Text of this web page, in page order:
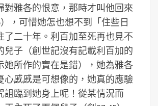
對雅各的恨意，那時才叫他回來
），可惜她怎也想不到「住些日
了二十年。利百加至死再也見不
兒子（創世記沒有記載利百加的
她所作的實在是錯），她為雅各
心慼慼是可想像的，她真的應驗
詛臨到她身上呢！從某情況而